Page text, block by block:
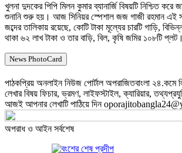
খুলনা দুদকের পিপি মিলন কুমার ব্যানার্জি বিষয়টি নিশ্চিত
শুনানি শুরু হয়। আজ সিনিয়র স্পেশাল জজ গাজী রহমান এই
জব্দের তালিকায় রয়েছে, কোটি টাকা মূল্যের চারটি গাড়ি,
থাকা ৬২ লাখ টাকা ও তার বাড়ি, বিল, কৃষি জমির ১০৮টি প্লট।
News PhotoCard
পাঠকপ্রিয় অনলাইন নিউজ পোর্টাল অপরাজিতবাংলা ২৪.কমে
লেখার বিষয় ফিচার, ভ্রমণ, লাইফস্টাইল, ক্যারিয়ার,
আজই আপনার লেখাটি পাঠিয়ে দিন
অপরাধ ও আইন সর্বশেষ